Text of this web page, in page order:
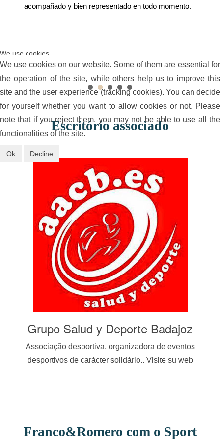
acompañado y bien representado en todo momento.
ayudar a sus clientes. Muchas gracias por todo, Dr.
Carlos.
Escritório associado
Grupo Salud y Deporte Badajoz
Associação desportiva, organizadora de eventos
desportivos de carácter solidário.. Visite su web
Franco&Romero com o Sport
We use cookies
We use cookies on our website. Some of them are essential for
the operation of the site, while others help us to improve this
site and the user experience (tracking cookies). You can decide
for yourself whether you want to allow cookies or not. Please
note that if you reject them, you may not be able to use all the
functionalities of the site.
Ok Decline